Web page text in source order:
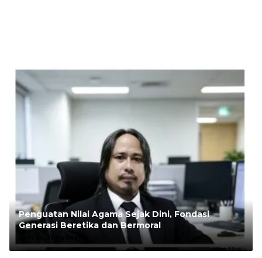
Penguatan Nilai Agama Sejak Dini, Fondasi
Generasi Beretika dan Bermoral
Rudi Andesta